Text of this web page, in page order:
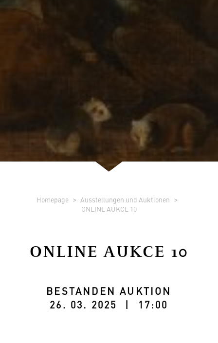
Homepage
Ausstellungen und Auktionen
ONLINE AUKCE 10
ONLINE AUKCE 10
BESTANDEN AUKTION
26. 03. 2025 | 17:00